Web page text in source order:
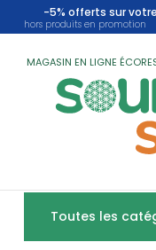
-5% offerts sur
hors produits en promotion
MAGASIN EN LIGNE
Toutes les